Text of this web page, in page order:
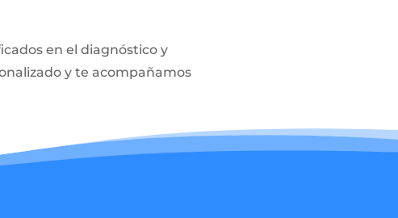
en el diagnóstico y
y te acompañamos